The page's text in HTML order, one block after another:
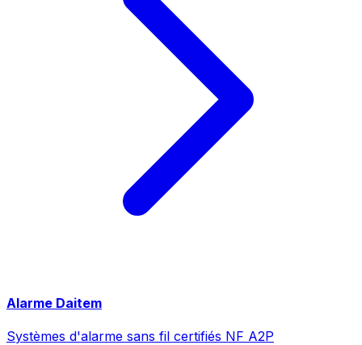
Alarme Daitem
Systèmes d'alarme sans fil certifiés NF A2P